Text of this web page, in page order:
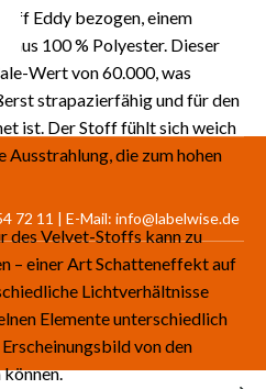
Eddy bezogen, einem
aus 100 % Polyester. Dieser
Wert von 60.000, was
strapazierfähig und für den
ist. Der Stoff fühlt sich weich
Ausstrahlung, die zum hohen
des Velvet-Stoffs kann zu
– einer Art Schatteneffekt auf
Lichtverhältnisse
Elemente unterschiedlich
von den
72 11 | E-Mail: info@labelwise.de